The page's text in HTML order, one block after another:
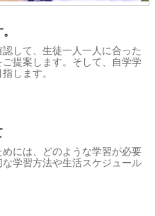
して、生徒一人一人に合った
提案します。そして、自学学
します。
には、どのような学習が必要
学習方法や生活スケジュール